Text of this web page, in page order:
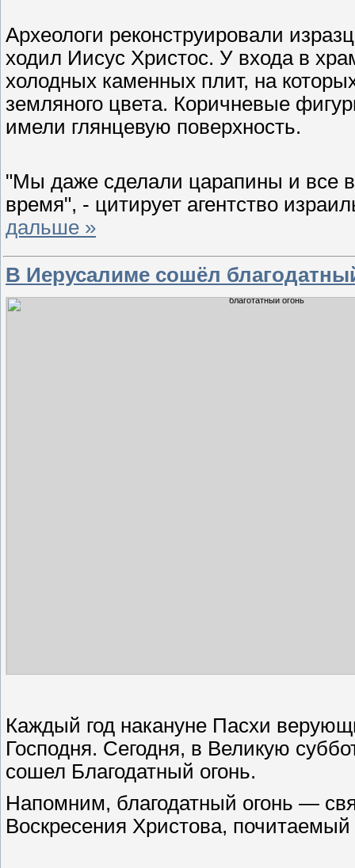
Археологи реконструировали
ходил Иисус Христос. У входа в
холодных каменных плит, на
земляного цвета. Коричневые
имели глянцевую поверхность.
"Мы даже сделали царапины и все
время", - цитирует агентство
дальше »
В Иерусалиме сошёл
Каждый год накануне Пасхи
Господня. Сегодня, в Великую
сошел Благодатный огонь.
Напомним, благодатный огонь —
Воскресения Христова,